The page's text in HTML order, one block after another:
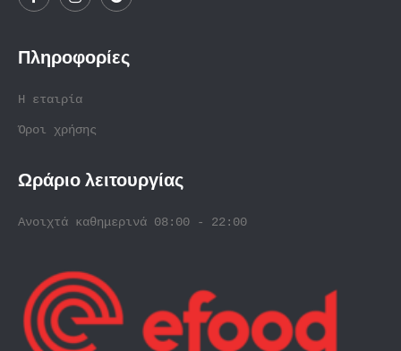
Πληροφορίες
Η εταιρία
Όροι χρήσης
Ωράριο λειτουργίας
Ανοιχτά καθημερινά 08:00 - 22:00